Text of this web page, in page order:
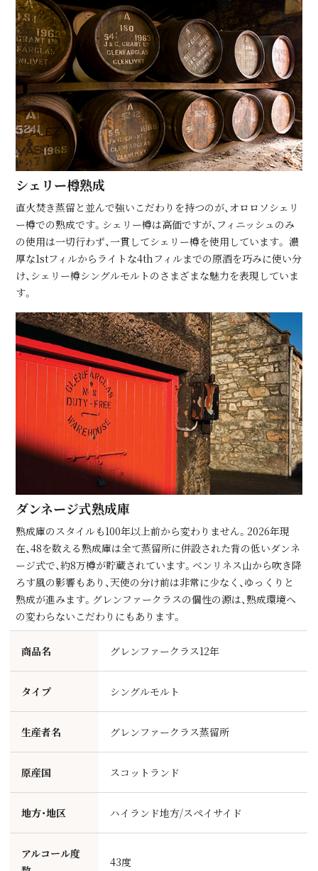
シェリー樽熟成
直⽕焚き蒸留と並んで強いこだわりを持つのが、オロロソシェリ
ー樽での熟成です。シェリー樽は⾼価ですが、フィニッシュのみ
の使⽤は⼀切⾏わず、⼀貫してシェリー樽を使⽤しています。 濃
厚な1stフィルからライトな4thフィルまでの原酒を巧みに使い分
け、シェリー樽シングルモルトのさまざまな魅⼒を表現していま
す。
ダンネージ式熟成庫
熟成庫のスタイルも100年以上前から変わりません。2026年現
在、48を数える熟成庫は全て蒸留所に併設された背の低いダンネ
ージ式で、約8万樽が貯蔵されています。ベンリネス⼭から吹き降
ろす⾵の影響もあり、天使の分け前は⾮常に少なく、ゆっくりと
熟成が進みます。グレンファークラスの個性の源は、熟成環境へ
の変わらないこだわりにもあります。
商品名 グレンファークラス12年
タイプ シングルモルト
生産者名 グレンファークラス蒸留所
原産国 スコットランド
地方・地区 ハイランド地方/スペイサイド
アルコール度
43度